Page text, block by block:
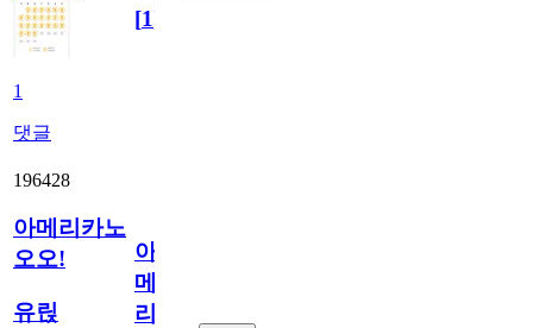
1
댓글
[1]
196428
아메리카노
오오!
유릱
아
메
리